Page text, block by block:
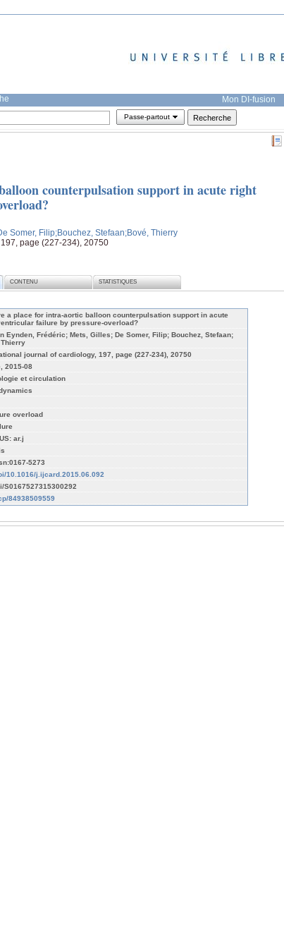
Mon DI-fusion
Passe-partout
counterpulsation support in acute right
Somer, Filip;Bouchez, Stefaan;Bové, Thierry
page (227-234), 20750
CONTENU STATISTIQUES
a place for intra-aortic balloon counterpulsation support in acute
failure by pressure-overload?
Eynden, Frédéric; Mets, Gilles; De Somer, Filip; Bouchez, Stefaan;
journal of cardiology, 197, page (227-234), 20750
2015-08
et circulation
overload
ar.j
5273
10.1016/j.ijcard.2015.06.092
S0167527315300292
84938509559